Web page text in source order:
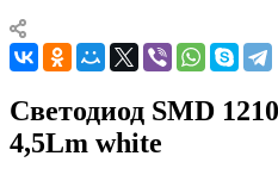
Светодиод SMD
4,5Lm white